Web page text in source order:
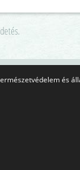
és